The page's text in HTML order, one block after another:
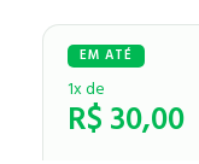
1x de
R$30,00